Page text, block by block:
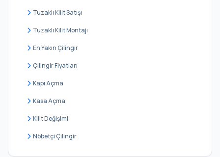
Tuzaklı Kilit Satışı
Tuzaklı Kilit Montajı
En Yakın Çilingir
Çilingir Fiyatları
Kapı Açma
Kasa Açma
Kilit Değişimi
Nöbetçi Çilingir